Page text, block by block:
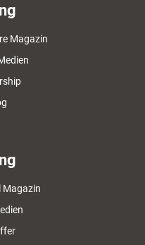
Magazin
Magazin